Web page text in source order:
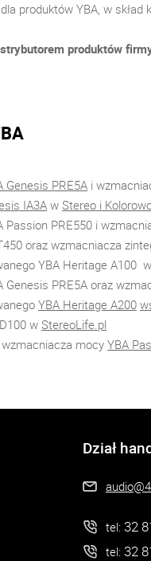
produktów YBA, w
produktów
Genesis PRE5A i
IA3A w Stereo i
Passion PRE550 i
oraz wzmacniacza
YBA Heritage A100 w
Genesis PRE5A oraz
YBA Heritage A200
w StereoLife.pl
mocy YBA
Dział
tel: 32
tel: 32